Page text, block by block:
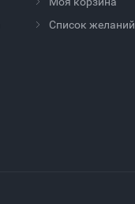
Cписок желаний